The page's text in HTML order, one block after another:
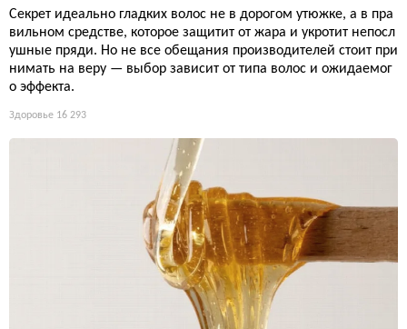
Секрет идеально гладких волос не в дорогом утюжке, а в пра
вильном средстве, которое защитит от жара и укротит непосл
ушные пряди. Но не все обещания производителей стоит при
нимать на веру — выбор зависит от типа волос и ожидаемог
о эффекта.
Здоровье 16 293